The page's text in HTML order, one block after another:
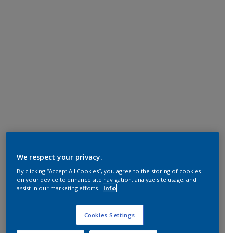
We respect your privacy.
By clicking “Accept All Cookies”, you agree to the storing of cookies
on your device to enhance site navigation, analyze site usage, and
assist in our marketing efforts.
Info
Cookies Settings